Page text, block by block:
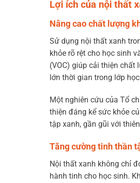
Lợi ích của nội thất
Nâng cao chất lượng
Sử dụng nội thất xanh
khỏe rõ rệt cho học sinh
(VOC) giúp cải thiện
lớn thời gian trong lớp
Một nghiên cứu của Tổ
thiện đáng kể sức khỏe
tập xanh, gần gũi với
Tăng cường tinh thần
Nội thất xanh không chỉ
hành tinh cho học sinh.